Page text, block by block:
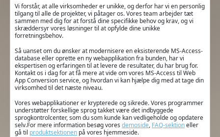
Vi forstår, at alle virksomheder er unikke, og derfor har vi en personlig
tilgang til alle de projekter, vi påtager os. Vores team arbejder tæt
sammen med dig for at forstå dine specifikke behov og krav, og vi
skræddersyr vores løsninger til at opfylde dine unikke
forretningsbehov.
Så uanset om du ønsker at modernisere en eksisterende MS-Access-
database eller oprette en ny webapplikation fra bunden, har vi
ekspertisen og erfaringen til at levere de resultater, du har brug for.
Kontakt os i dag for at få mere at vide om vores MS-Access til Web
App Conversion service, og hvordan vi kan hjælpe dig med at tage din
virksomhed til det næste niveau.
Vores webapplikationer er krypterede og sikrede. Vores programmer
understøtter forskellige sprog takket være det indbyggede
sprogkontrolcenter, som du som kunde kan vedligeholde og opdatere
selv.For mere information besøg vores demoside, FAQ-sektioneller
gå til produktsektionen på vores hjemmeside.